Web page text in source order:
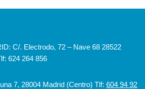
C/. Electrodo, 72 – Nave 68 28522
624 264 856
7, 28004 Madrid (Centro) Tlf: 604 94 92